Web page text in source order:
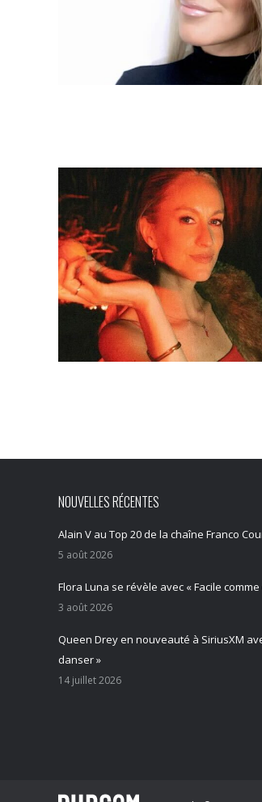
NOUVELLES RÉCENTES
Alain V au Top 20 de la chaîne Franco
5 août 2026
Flora Luna se révèle avec « Facile comme
3 août 2026
Queen Drey en nouveauté à SiriusXM
danser »
14 juillet 2026